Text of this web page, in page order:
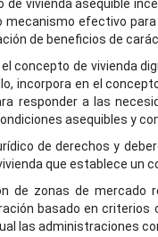
de vivienda asequible
mecanismo efectivo
de beneficios de
concepto de vivienda
incorpora en el
responder a las
asequibles y
de derechos y
que establece un
de zonas de
basado en criterios
las administraciones